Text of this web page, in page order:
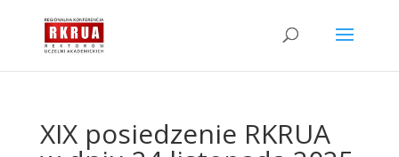
XIX posiedzenie RKRUA